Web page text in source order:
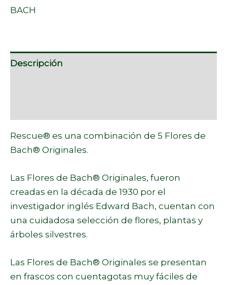
BACH
Descripción
Rescue® es una combinación de 5 Flores de
Bach® Originales.
Las Flores de Bach® Originales, fueron
creadas en la década de 1930 por el
investigador inglés Edward Bach, cuentan con
una cuidadosa selección de flores, plantas y
árboles silvestres.
Las Flores de Bach® Originales se presentan
en frascos con cuentagotas muy fáciles de